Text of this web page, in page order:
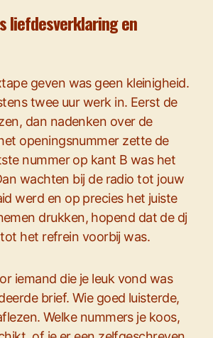
liefdesverklaring en
geven was geen kleinigheid.
twee uur werk in. Eerst de
dan nadenken over de
openingsnummer zette de
nummer op kant B was het
wachten bij de radio tot jouw
werd en op precies het juiste
drukken, hopend dat de dj
het refrein voorbij was.
iemand die je leuk vond was
brief. Wie goed luisterde,
Welke nummers je koos,